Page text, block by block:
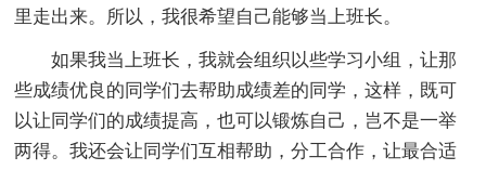
里走出来。所以，我很希望自己能够当上班长。
如果我当上班长，我就会组织以些学习小组，让那
些成绩优良的同学们去帮助成绩差的同学，这样，既可
以让同学们的成绩提高，也可以锻炼自己，岂不是一举
两得。我还会让同学们互相帮助，分工合作，让最合适